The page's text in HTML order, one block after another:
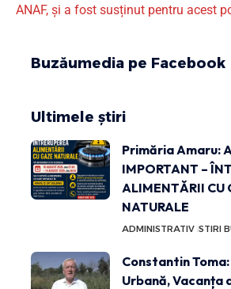
ANAF, și a fost susținut pentru acest
Buzăumedia pe Facebook
Ultimele știri
Primăria Amaru:
IMPORTANT –
ALIMENTĂRII CU
NATURALE
ADMINISTRATIV STIRI
Constantin
Urbană, Vacanța